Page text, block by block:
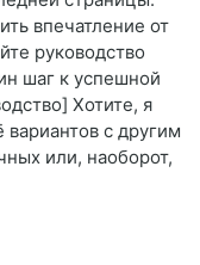
впечатление от
руководство
шаг к успешной
Хотите, я
с другим
или, наоборот,